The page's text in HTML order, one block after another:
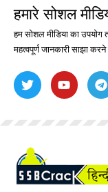
हमारे सोशल
हम सोशल मीडिया का
महत्वपूर्ण जानकारी साझा